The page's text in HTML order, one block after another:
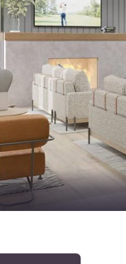
Français
Europa
Deutschland
Deutsch
English
English
United Kingdom
English
Asia-Pacífico